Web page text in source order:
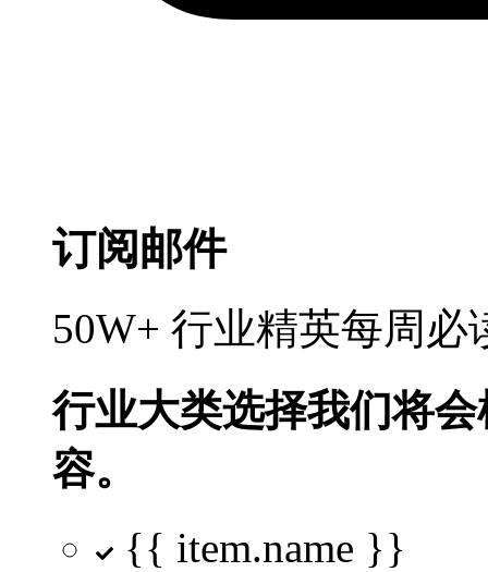
订阅邮件
50W+ 行业精英每周
行业大类选择我们将
容。
{{ item.name }}